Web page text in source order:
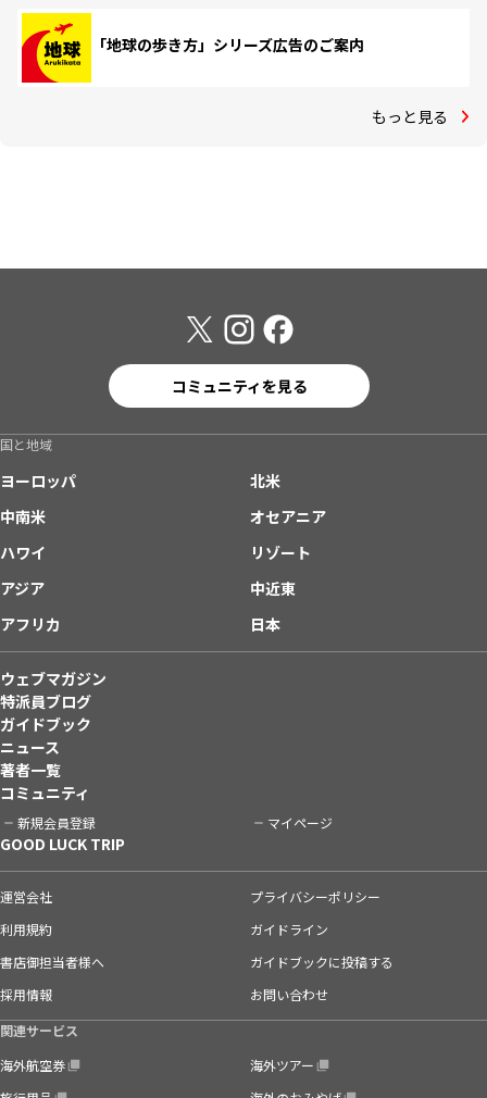
「地球の歩き方」シリーズ広告のご案内
もっと見る
コミュニティを見る
国と地域
ヨーロッパ
北米
中南米
オセアニア
ハワイ
リゾート
アジア
中近東
アフリカ
日本
ウェブマガジン
特派員ブログ
ガイドブック
ニュース
著者一覧
コミュニティ
新規会員登録 マイページ
GOOD LUCK TRIP
運営会社
プライバシーポリシー
利用規約
ガイドライン
書店御担当者様へ
ガイドブックに投稿する
採用情報
お問い合わせ
関連サービス
海外航空券
海外ツアー